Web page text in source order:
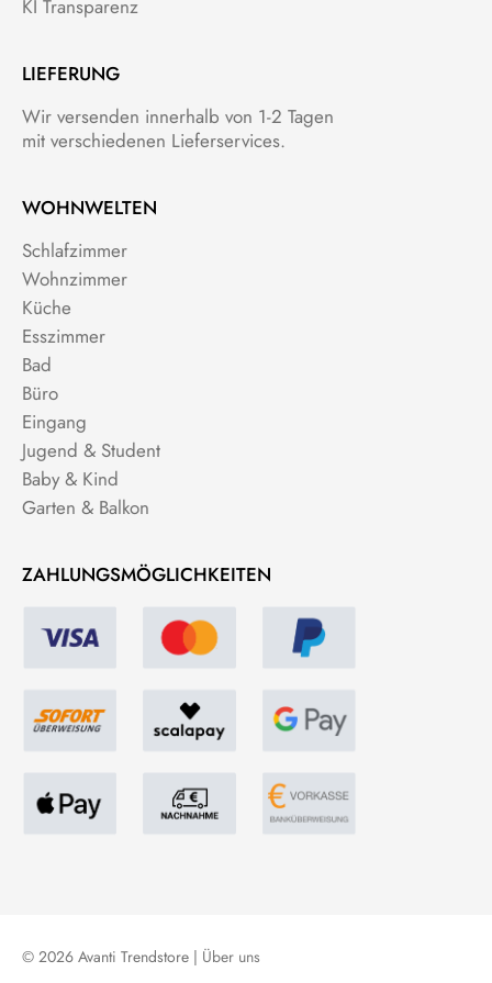
KI Transparenz
LIEFERUNG
Wir versenden innerhalb von 1-2 Tagen
mit verschiedenen Lieferservices.
WOHNWELTEN
Schlafzimmer
Wohnzimmer
Küche
Esszimmer
Bad
Büro
Eingang
Jugend & Student
Baby & Kind
Garten & Balkon
ZAHLUNGSMÖGLICHKEITEN
© 2026 Avanti Trendstore | Über uns